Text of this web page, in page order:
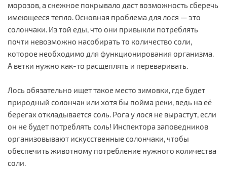
морозов, а снежное покрывало даст возможность сберечь
имеющееся тепло. Основная проблема для лося — это
солончаки. Из той еды, что они привыкли потреблять
почти невозможно насобирать то количество соли,
которое необходимо для функционирования организма.
А ветки нужно как-то расщеплять и переваривать.
Лось обязательно ищет такое место зимовки, где будет
природный солончак или хотя бы пойма реки, ведь на её
берегах откладывается соль. Рога у лося не вырастут, если
он не будет потреблять соль! Инспектора заповедников
организовывают искусственные солончаки, чтобы
обеспечить животному потребление нужного количества
соли.